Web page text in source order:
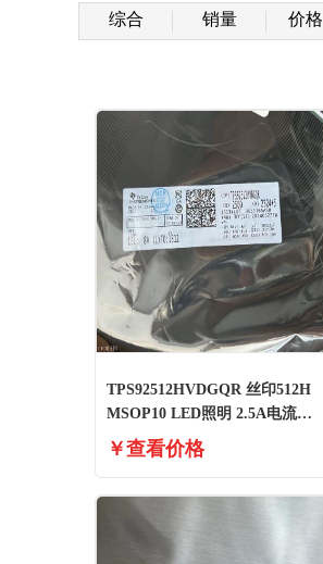
综合 销量 价格
TPS92512HVDGQR 丝印512H
MSOP10 LED照明 2.5A电流降
压稳压器IC
￥查看价格